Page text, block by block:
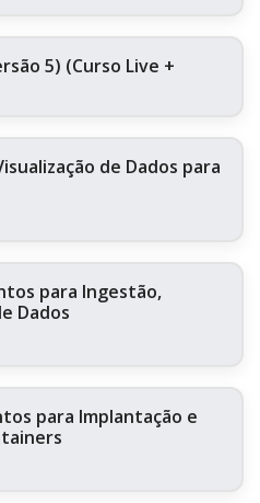
5) (Curso Live +
de Dados para
para Ingestão,
Dados
para Implantação e